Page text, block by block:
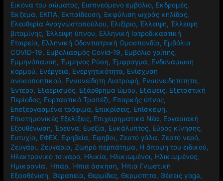
Εικόνα του σώματος, Εισπνεόμενο εμβόλιο, Εκδρομές,
Έκζεμα, ΕΚΠΑ, Εκπαίδευση, Εκφύλιση ωχράς κηλίδας,
Ελευθερία Αναγνωστοπούλου, Ελιξίριο,Έλλειψη,Έλλειψη
βιταμίνης,Έλλειψη ύπνου, Ελληνική Ιατροδικαστική
Εταιρεία, Ελληνική Οδοντιατρική Ομοσπονδία, Εμβόλια
COVID-19, Εμβολιασμός Covid-19, Εμβόλιο γρίπης,
Εμμηνόπαυση,Έμμηνος Ρύση,Έμφραγμα, Ενδυνάμωση
κορμού, Ενέργεια, Ενεργητικότητα, Ενίσχυση
ανοσοποητικού, Ενσυνείδητη Διατροφή, Ενσυνειδητότητα,
Έντερο, Εξαερισμός, Εξάρθρημα ώμου, Εξάψεις, Εξεταστική
Περίοδος, Εορταστικό Τραπέζι, Επαρκής ύπνος,
Επεξεργασμένα τρόφιμα, Επικρίσεις, Επίσκεψη,
Επιστημονικές Εξελίξεις, Επιχειρηματικά Νέα, Εργασιακή
Εξουθένωση,Έρευνα, Ευεξία, Ευκάλυπτος, Εύρος κίνησης,
Ευτυχία, ΕΦΕΧ, Εφηβεία,Έφηβοι,Ζεστό γάλα,Ζεστό νερό,
Ζευγάρι,Ζευγάρια,Ζωηρό περπάτημα, Η άποψη του ειδικού,
Ηλεκτρονικό τσιγάρο, Ηλικία, Ηλικιωμένοι, Ηλικιωμένος,
Ημικρανία, Ήπαρ, Ήπια άσκηση, Ήπια Γνωστική
Εξασθένιση, Θεραπεία, Θερμίδες, Θερμότητα, Θέσεις yoga,